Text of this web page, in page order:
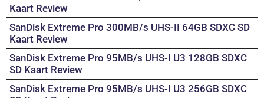
Kaart Review
SanDisk Extreme Pro 300MB/s UHS-II 64GB SDXC SD
Kaart Review
SanDisk Extreme Pro 95MB/s UHS-I U3 128GB SDXC
SD Kaart Review
SanDisk Extreme Pro 95MB/s UHS-I U3 256GB SDXC